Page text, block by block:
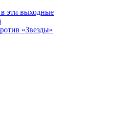
эти выходные
«Звезды»